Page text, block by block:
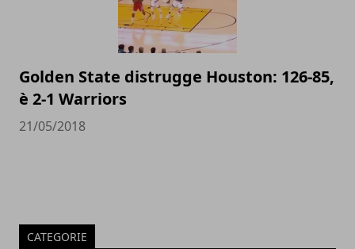
Golden State distrugge Houston: 126-85,
è 2-1 Warriors
21/05/2018
CATEGORIE